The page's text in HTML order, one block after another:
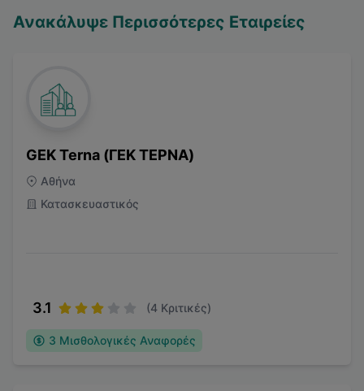
Ανακάλυψε Περισσότερες Εταιρείες
GEK Terna (ΓΕΚ ΤΕΡΝΑ)
Αθήνα
Κατασκευαστικός
3.1 (4 Κριτικές)
3 Μισθολογικές Αναφορές